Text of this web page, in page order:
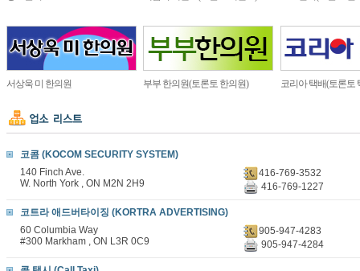
서상욱 미 한의원 부부 한의원(토론토 한의원) 코리아 택배(토론토
코콤 (KOCOM SECURITY SYSTEM)
140 Finch Ave.
W. North York , ON M2N 2H9
416-769-3532
416-769-1227
코트라 애드버타이징 (KORTRA ADVERTISING)
60 Columbia Way
#300 Markham , ON L3R 0C9
905-947-4283
905-947-4284